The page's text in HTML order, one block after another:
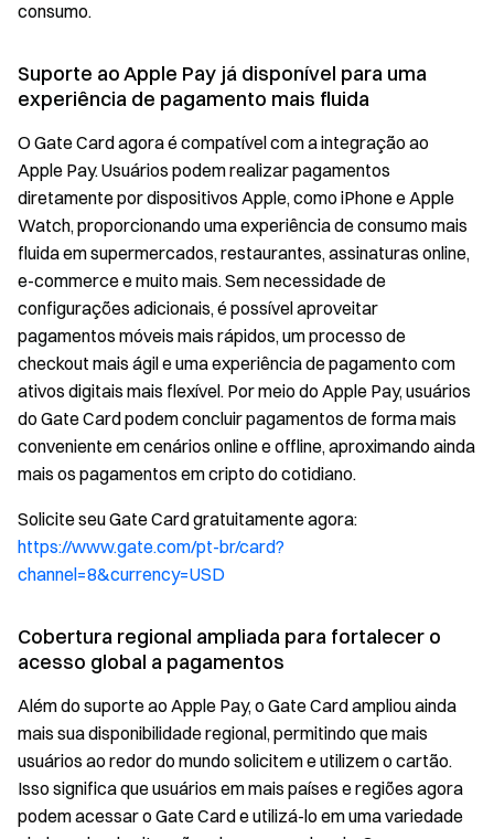
consumo.
Suporte ao Apple Pay já disponível para uma
experiência de pagamento mais fluida
O Gate Card agora é compatível com a integração ao
Apple Pay. Usuários podem realizar pagamentos
diretamente por dispositivos Apple, como iPhone e Apple
Watch, proporcionando uma experiência de consumo mais
fluida em supermercados, restaurantes, assinaturas online,
e-commerce e muito mais. Sem necessidade de
configurações adicionais, é possível aproveitar
pagamentos móveis mais rápidos, um processo de
checkout mais ágil e uma experiência de pagamento com
ativos digitais mais flexível. Por meio do Apple Pay, usuários
do Gate Card podem concluir pagamentos de forma mais
conveniente em cenários online e offline, aproximando ainda
mais os pagamentos em cripto do cotidiano.
Solicite seu Gate Card gratuitamente agora:
https://www.gate.com/pt-br/card?
channel=8&currency=USD
Cobertura regional ampliada para fortalecer o
acesso global a pagamentos
Além do suporte ao Apple Pay, o Gate Card ampliou ainda
mais sua disponibilidade regional, permitindo que mais
usuários ao redor do mundo solicitem e utilizem o cartão.
Isso significa que usuários em mais países e regiões agora
podem acessar o Gate Card e utilizá-lo em uma variedade